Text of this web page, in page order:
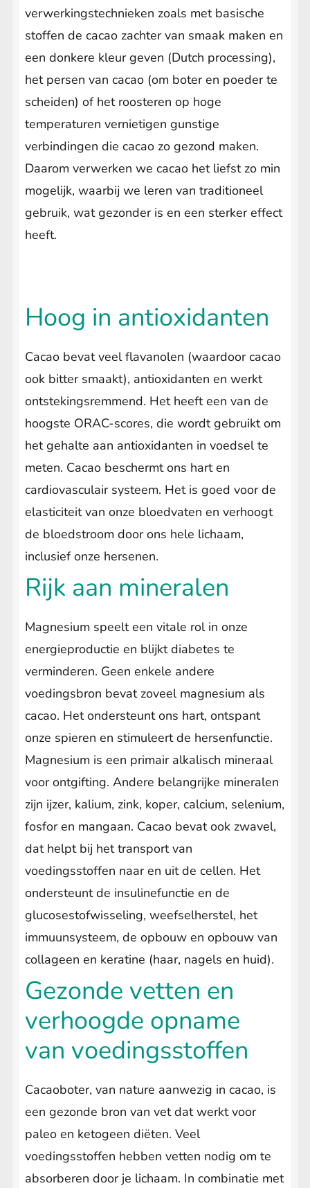
verwerkingstechnieken zoals met basische
stoffen de cacao zachter van smaak maken en
een donkere kleur geven (Dutch processing),
het persen van cacao (om boter en poeder te
scheiden) of het roosteren op hoge
temperaturen vernietigen gunstige
verbindingen die cacao zo gezond maken.
Daarom verwerken we cacao het liefst zo min
mogelijk, waarbij we leren van traditioneel
gebruik, wat gezonder is en een sterker effect
heeft.
Hoog in antioxidanten
Cacao bevat veel flavanolen (waardoor cacao
ook bitter smaakt), antioxidanten en werkt
ontstekingsremmend. Het heeft een van de
hoogste ORAC-scores, die wordt gebruikt om
het gehalte aan antioxidanten in voedsel te
meten. Cacao beschermt ons hart en
cardiovasculair systeem. Het is goed voor de
elasticiteit van onze bloedvaten en verhoogt
de bloedstroom door ons hele lichaam,
inclusief onze hersenen.
Rijk aan mineralen
Magnesium speelt een vitale rol in onze
energieproductie en blijkt diabetes te
verminderen. Geen enkele andere
voedingsbron bevat zoveel magnesium als
cacao. Het ondersteunt ons hart, ontspant
onze spieren en stimuleert de hersenfunctie.
Magnesium is een primair alkalisch mineraal
voor ontgifting. Andere belangrijke mineralen
zijn ijzer, kalium, zink, koper, calcium, selenium,
fosfor en mangaan. Cacao bevat ook zwavel,
dat helpt bij het transport van
voedingsstoffen naar en uit de cellen. Het
ondersteunt de insulinefunctie en de
glucosestofwisseling, weefselherstel, het
immuunsysteem, de opbouw en opbouw van
collageen en keratine (haar, nagels en huid).
Gezonde vetten en
verhoogde opname
van voedingsstoffen
Cacaoboter, van nature aanwezig in cacao, is
een gezonde bron van vet dat werkt voor
paleo en ketogeen diëten. Veel
voedingsstoffen hebben vetten nodig om te
absorberen door je lichaam. In combinatie met